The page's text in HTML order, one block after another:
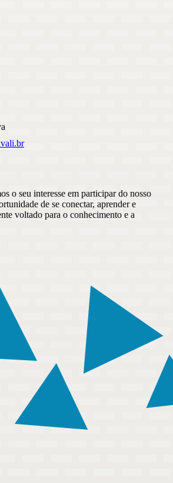
o seu interesse em participar do nosso
de se conectar, aprender e
voltado para o conhecimento e a